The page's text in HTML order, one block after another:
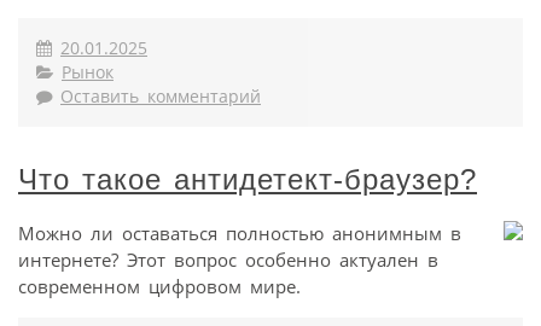
20.01.2025
Рынок
Оставить комментарий
Что такое антидетект-браузер?
Можно ли оставаться полностью анонимным в
интернете? Этот вопрос особенно актуален в
современном цифровом мире.